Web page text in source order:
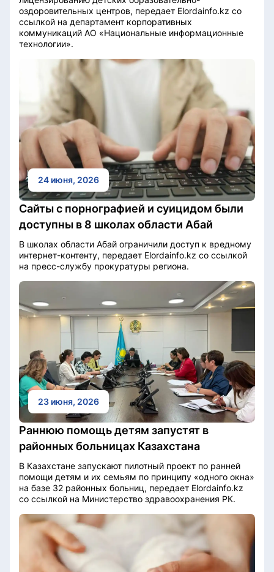
оздоровительных центров, передает Elordainfo.kz со
ссылкой на департамент корпоративных
коммуникаций АО «Национальные информационные
технологии».
24 июня, 2026
Сайты с порнографией и суицидом были
доступны в 8 школах области Абай
В школах области Абай ограничили доступ к вредному
интернет-контенту, передает Elordainfo.kz со ссылкой
на пресс-службу прокуратуры региона.
23 июня, 2026
Раннюю помощь детям запустят в
районных больницах Казахстана
В Казахстане запускают пилотный проект по ранней
помощи детям и их семьям по принципу «одного окна»
на базе 32 районных больниц, передает Elordainfo.kz
со ссылкой на Министерство здравоохранения РК.